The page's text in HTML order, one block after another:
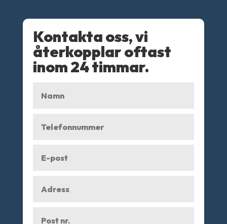
Kontakta oss, vi
återkopplar oftast
inom 24 timmar.